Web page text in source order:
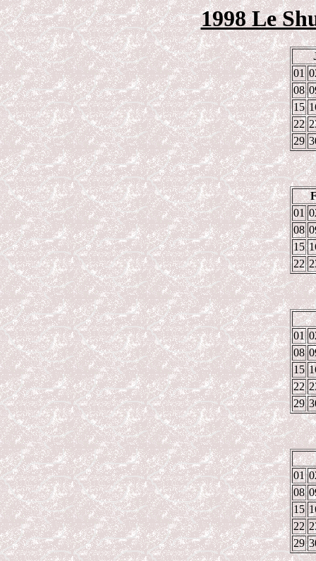
1998 Le
01
08
15
22
29
01
08
15
22
01
08
15
22
29
01
08
15
22
29